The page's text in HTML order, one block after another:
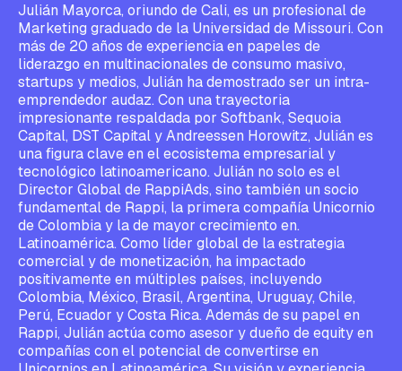
Julián Mayorca, oriundo de Cali, es un profesional de
Marketing graduado de la Universidad de Missouri. Con
más de 20 años de experiencia en papeles de
liderazgo en multinacionales de consumo masivo,
startups y medios, Julián ha demostrado ser un intra-
emprendedor audaz. Con una trayectoria
impresionante respaldada por Softbank, Sequoia
Capital, DST Capital y Andreessen Horowitz, Julián es
una figura clave en el ecosistema empresarial y
tecnológico latinoamericano. Julián no solo es el
Director Global de RappiAds, sino también un socio
fundamental de Rappi, la primera compañía Unicornio
de Colombia y la de mayor crecimiento en.
Latinoamérica. Como líder global de la estrategia
comercial y de monetización, ha impactado
positivamente en múltiples países, incluyendo
Colombia, México, Brasil, Argentina, Uruguay, Chile,
Perú, Ecuador y Costa Rica. Además de su papel en
Rappi, Julián actúa como asesor y dueño de equity en
compañías con el potencial de convertirse en